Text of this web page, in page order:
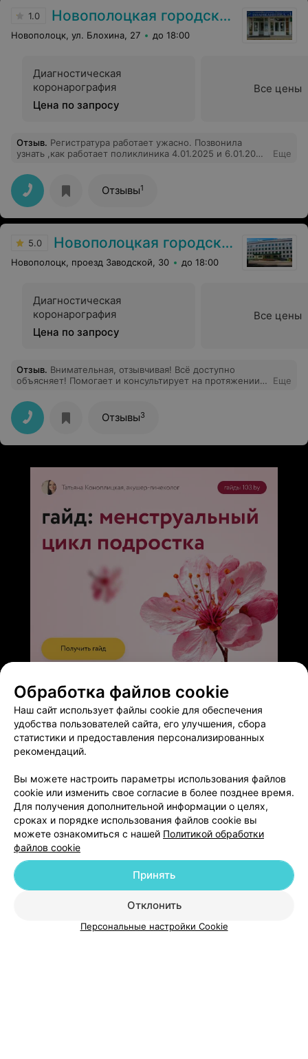
1.0 Новополоцкая городская поликлиника №1
Новополоцк, ул. Блохина, 27 до 18:00
Диагностическая
коронарография
Цена по запросу
Все цены
Отзыв. Регистратура работает ужасно. Позвонила
узнать ,как работает поликлиника 4.01.2025 и 6.01.2025
8.01 2025. А оказывается работает.
Еще
Отзывы1
5.0 Новополоцкая городская поликлиника №4
Новополоцк, проезд Заводской, 30 до 18:00
Диагностическая
коронарография
Цена по запросу
Все цены
Отзыв. Внимательная, отзывчивая! Всё доступно
объясняет! Помогает и консультирует на протяжении
Еще
Отзывы3
Добавить специалиста
О проекте Новости проекта
Размещение рекламы
Медицинский маркетинг
Публичный договор
Пользовательское соглашение
Способы оплаты
Обработка файлов cookie
Наш сайт использует файлы cookie для обеспечения
удобства пользователей сайта, его улучшения, сбора
статистики и предоставления персонализированных
рекомендаций.
Вы можете настроить параметры использования файлов
cookie или изменить свое согласие в более позднее время.
Для получения дополнительной информации о целях,
сроках и порядке использования файлов cookie вы
можете ознакомиться с нашей Политикой обработки
файлов cookie
Отклонить
Принять
Персональные настройки Cookie